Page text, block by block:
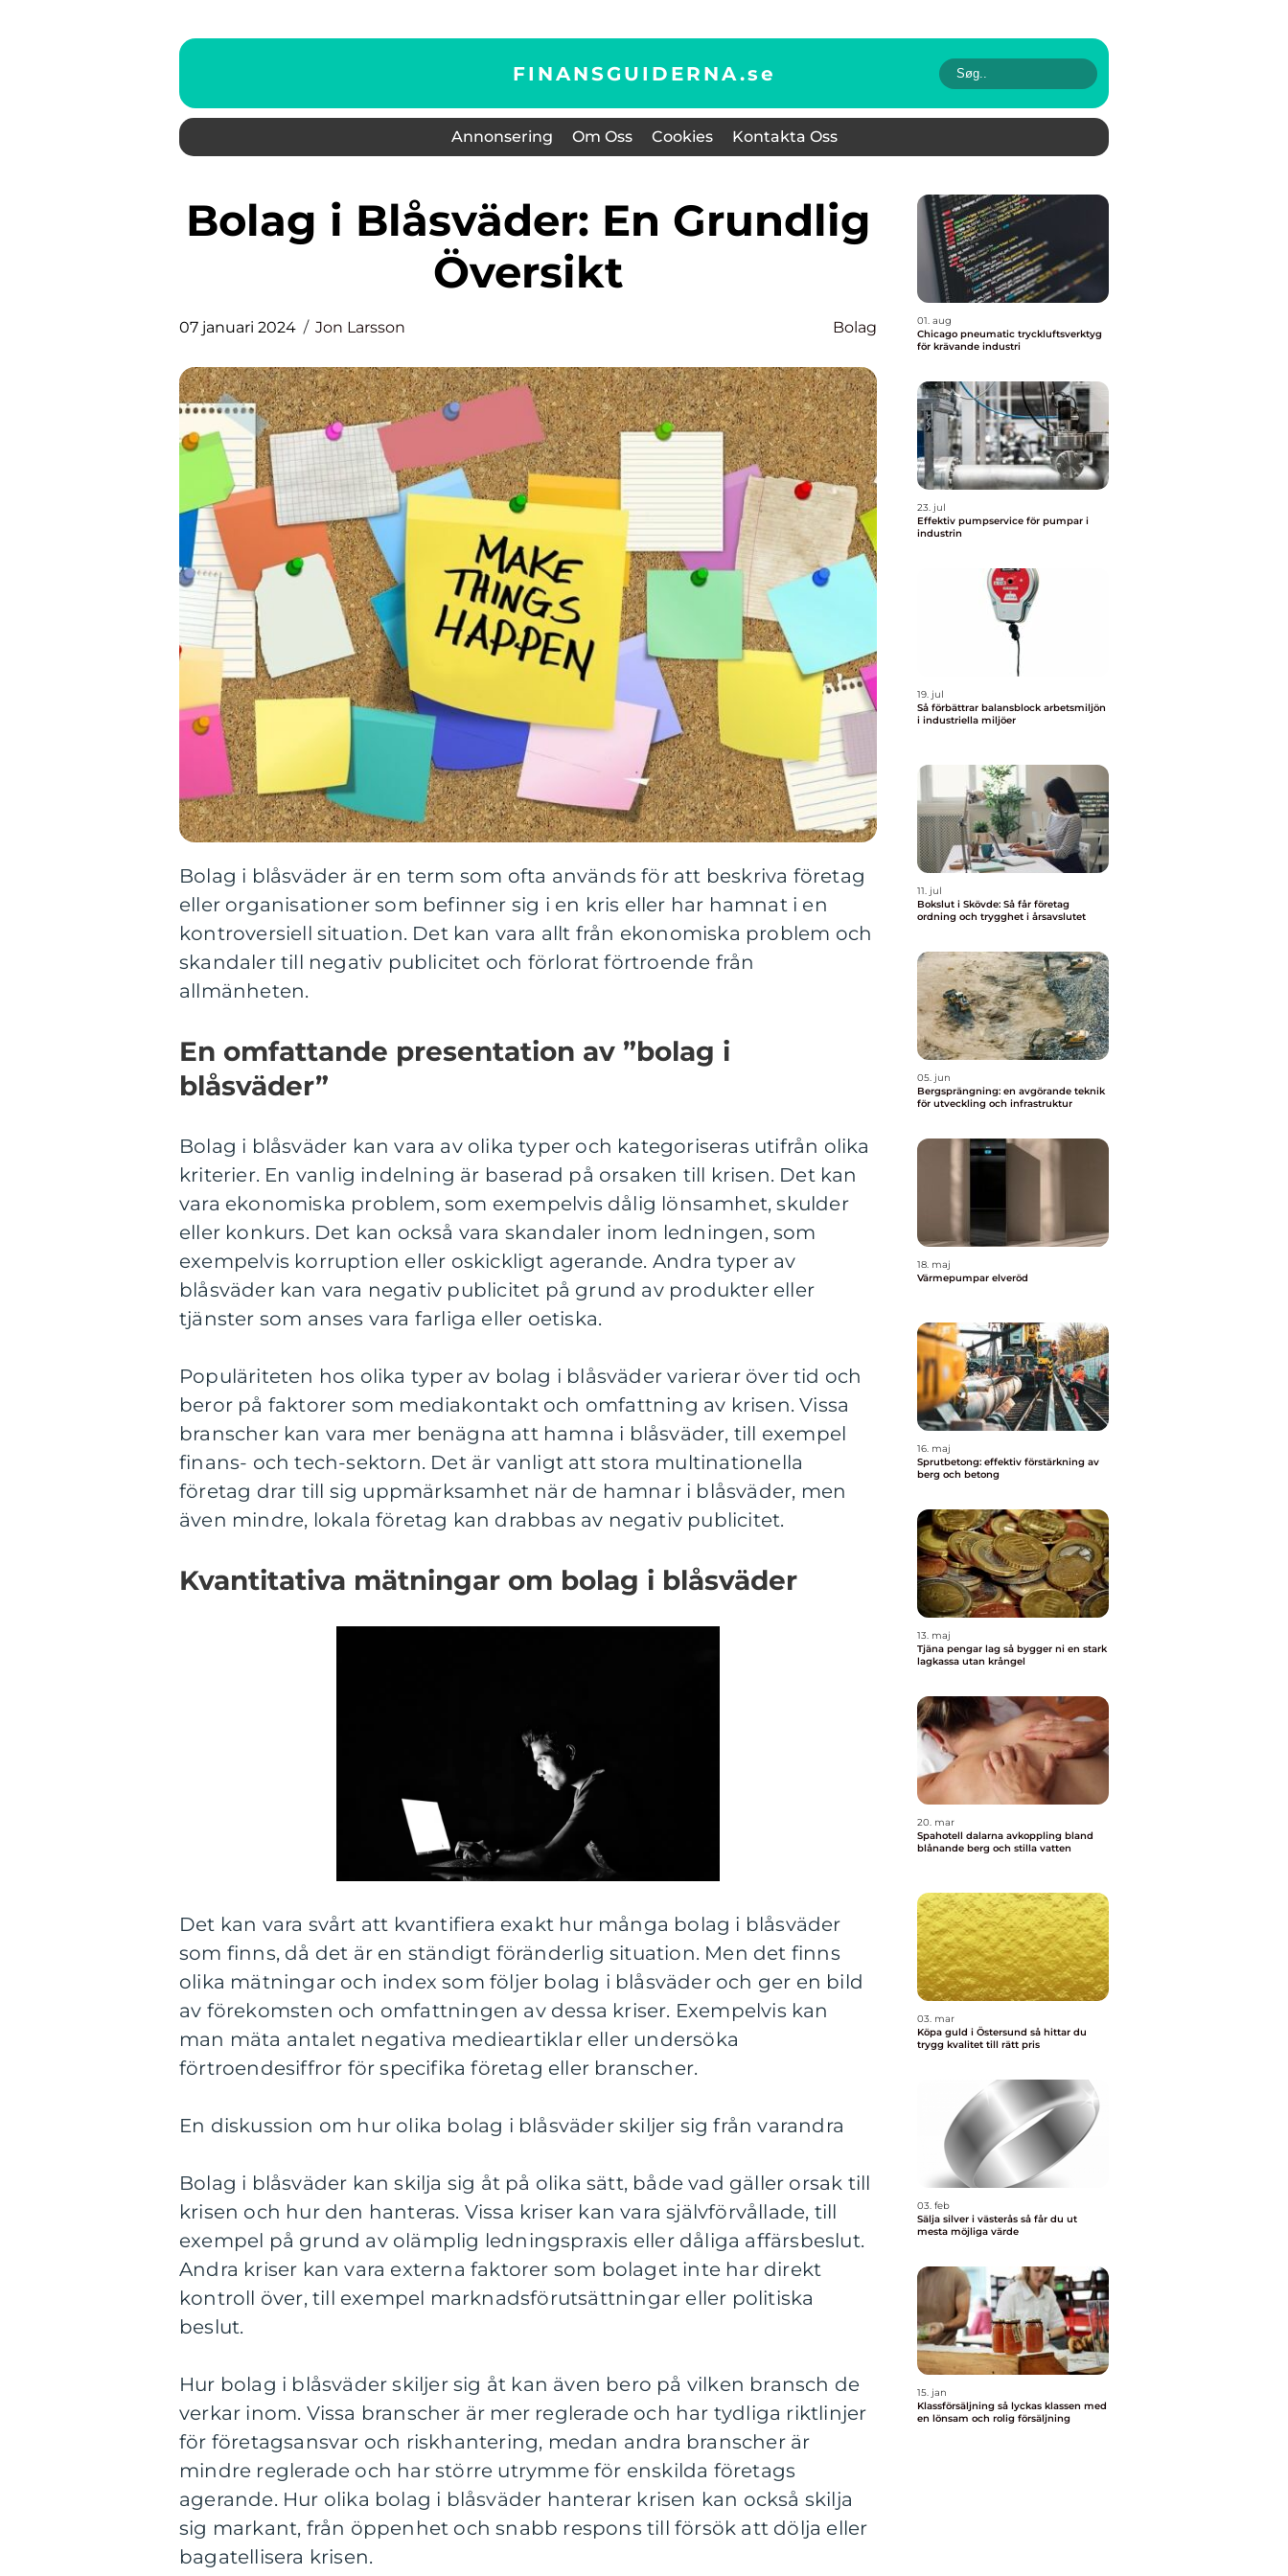
FINANSGUIDERNA.se
Annonsering Om Oss Cookies Kontakta Oss
Bolag i Blåsväder: En Grundlig
Översikt
07 januari 2024 Jon Larsson Bolag
Bolag i blåsväder är en term som ofta används för att beskriva företag
eller organisationer som befinner sig i en kris eller har hamnat i en
kontroversiell situation. Det kan vara allt från ekonomiska problem och
skandaler till negativ publicitet och förlorat förtroende från
allmänheten.
En omfattande presentation av ”bolag i
blåsväder”
Bolag i blåsväder kan vara av olika typer och kategoriseras utifrån olika
kriterier. En vanlig indelning är baserad på orsaken till krisen. Det kan
vara ekonomiska problem, som exempelvis dålig lönsamhet, skulder
eller konkurs. Det kan också vara skandaler inom ledningen, som
exempelvis korruption eller oskickligt agerande. Andra typer av
blåsväder kan vara negativ publicitet på grund av produkter eller
tjänster som anses vara farliga eller oetiska.
Populäriteten hos olika typer av bolag i blåsväder varierar över tid och
beror på faktorer som mediakontakt och omfattning av krisen. Vissa
branscher kan vara mer benägna att hamna i blåsväder, till exempel
finans- och tech-sektorn. Det är vanligt att stora multinationella
företag drar till sig uppmärksamhet när de hamnar i blåsväder, men
även mindre, lokala företag kan drabbas av negativ publicitet.
Kvantitativa mätningar om bolag i blåsväder
Det kan vara svårt att kvantifiera exakt hur många bolag i blåsväder
som finns, då det är en ständigt föränderlig situation. Men det finns
olika mätningar och index som följer bolag i blåsväder och ger en bild
av förekomsten och omfattningen av dessa kriser. Exempelvis kan
man mäta antalet negativa medieartiklar eller undersöka
förtroendesiffror för specifika företag eller branscher.
En diskussion om hur olika bolag i blåsväder skiljer sig från varandra
Bolag i blåsväder kan skilja sig åt på olika sätt, både vad gäller orsak till
krisen och hur den hanteras. Vissa kriser kan vara självförvållade, till
exempel på grund av olämplig ledningspraxis eller dåliga affärsbeslut.
Andra kriser kan vara externa faktorer som bolaget inte har direkt
kontroll över, till exempel marknadsförutsättningar eller politiska
beslut.
Hur bolag i blåsväder skiljer sig åt kan även bero på vilken bransch de
verkar inom. Vissa branscher är mer reglerade och har tydliga riktlinjer
för företagsansvar och riskhantering, medan andra branscher är
mindre reglerade och har större utrymme för enskilda företags
agerande. Hur olika bolag i blåsväder hanterar krisen kan också skilja
sig markant, från öppenhet och snabb respons till försök att dölja eller
bagatellisera krisen.
01. aug
Chicago pneumatic tryckluftsverktyg
för krävande industri
23. jul
Effektiv pumpservice för pumpar i
industrin
19. jul
Så förbättrar balansblock arbetsmiljön
i industriella miljöer
11. jul
Bokslut i Skövde: Så får företag
ordning och trygghet i årsavslutet
05. jun
Bergsprängning: en avgörande teknik
för utveckling och infrastruktur
18. maj
Värmepumpar elveröd
16. maj
Sprutbetong: effektiv förstärkning av
berg och betong
13. maj
Tjäna pengar lag så bygger ni en stark
lagkassa utan krångel
20. mar
Spahotell dalarna avkoppling bland
blånande berg och stilla vatten
03. mar
Köpa guld i Östersund så hittar du
trygg kvalitet till rätt pris
03. feb
Sälja silver i västerås så får du ut
mesta möjliga värde
15. jan
Klassförsäljning så lyckas klassen med
en lönsam och rolig försäljning